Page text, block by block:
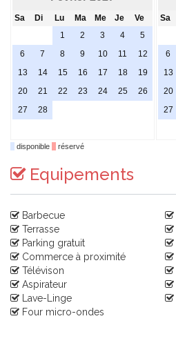
Sa Di Lu Ma Me Je
Ve
1
2 3 4
5
6
7 8 9 10 11
12
13
14 15 16 17 18
19
20
21 22 23 24 25
26
27
28
Sa
6
13
20
27
disponible réservé
Equipements
Barbecue
Terrasse
Parking gratuit
Commerce à proximité
Télévison
Aspirateur
Lave-Linge
Four micro-ondes